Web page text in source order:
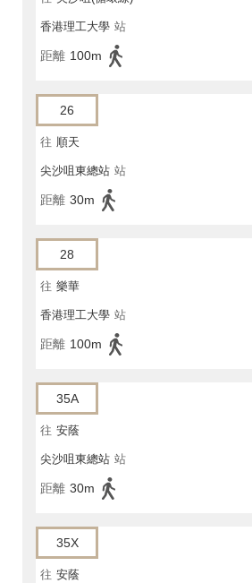
香港理工大學 站
距離 100m
26
往 順天
尖沙咀東總站 站
距離 30m
28
往 樂華
香港理工大學 站
距離 100m
35A
往 安蔭
尖沙咀東總站 站
距離 30m
35X
往 安蔭